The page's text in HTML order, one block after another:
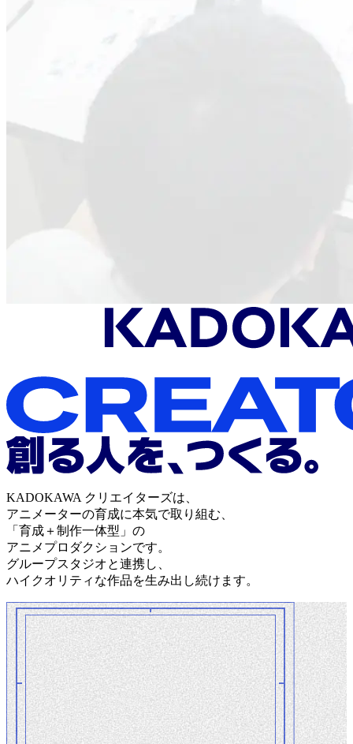
KADOKAWA クリエイターズは、
アニメーターの育成に本気で取り組む、
「育成＋制作一体型」の
アニメプロダクションです。
グループスタジオと連携し、
ハイクオリティな作品を生み出し続けます。